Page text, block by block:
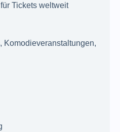
Tickets weltweit
Komodieveranstaltungen,